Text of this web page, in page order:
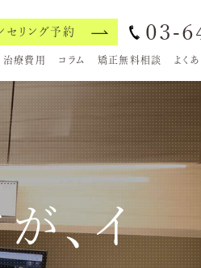
セリング予約 03-
治療費用 コラム 矯正無料相談 よく
、イ